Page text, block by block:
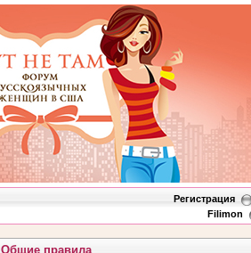
Регистрация
Filimon
Общие правила